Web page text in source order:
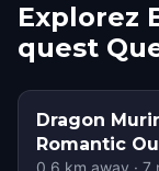
Explorez
quest
Dragon
Romantic
0.6 km away · 7